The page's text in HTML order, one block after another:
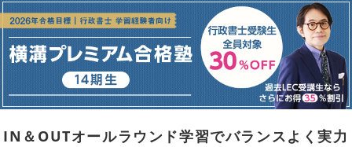
IN＆OUTオールラウンド学習でバランスよく実力